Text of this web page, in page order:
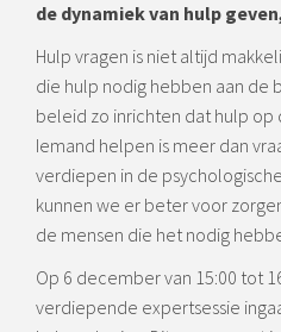
de dynamiek van hulp
Hulp vragen is niet altijd
die hulp nodig hebben aan de
beleid zo inrichten dat hulp
Iemand helpen is meer dan
verdiepen in de
kunnen we er beter voor
de mensen die het nodig
Op 6 december van 15:00 tot
verdiepende expertsessie